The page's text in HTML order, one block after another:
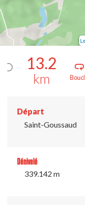
13.2
km Boucle
Départ
Saint-Goussaud
Dénivelé
339.142 m